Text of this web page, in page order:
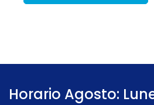
Horario Agosto: